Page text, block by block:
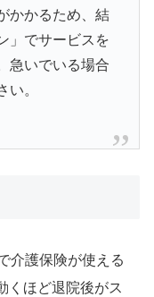
かかるため、結
」でサービスを
急いでいる場合
い。
介護保険が使える
くほど退院後がス